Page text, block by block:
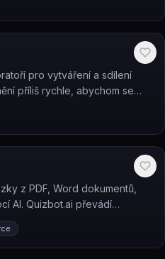
pro vytváření a sdílení
příliš rychle, abychom se
design.
z PDF, Word dokumentů,
AI. Quizbot.ai převádí
testy během několika